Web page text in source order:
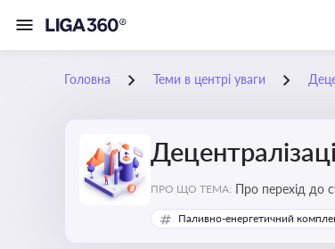
Головна Теми в центрі уваги
ПРО ЩО ТЕМА: Про перехід до
підвищення
Паливно-енергетичний